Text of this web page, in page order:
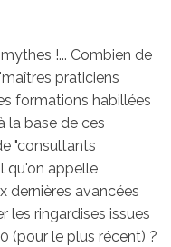
!... Combien de
praticiens
formations habillées
la base de ces
"consultants
qu'on appelle
dernières avancées
les ringardises issues
(pour le plus récent) ?